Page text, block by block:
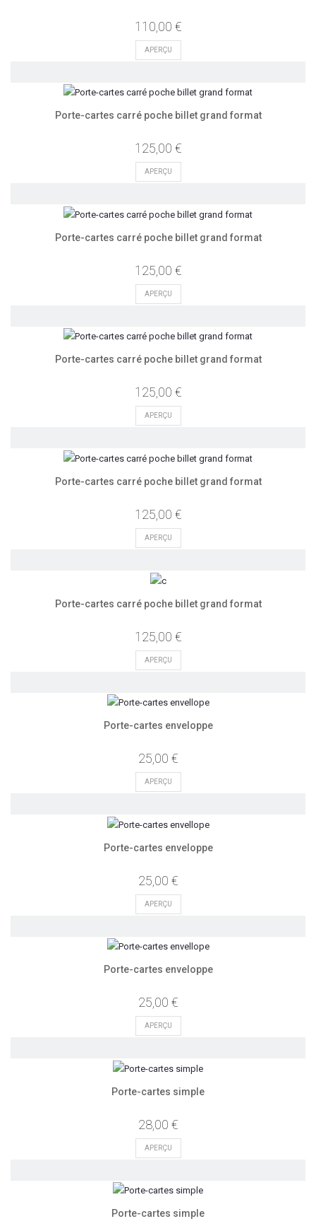
110,00 €
APERÇU
Porte-cartes carré poche billet grand format
125,00 €
APERÇU
Porte-cartes carré poche billet grand format
125,00 €
APERÇU
Porte-cartes carré poche billet grand format
125,00 €
APERÇU
Porte-cartes carré poche billet grand format
125,00 €
APERÇU
Porte-cartes carré poche billet grand format
125,00 €
APERÇU
Porte-cartes enveloppe
25,00 €
APERÇU
Porte-cartes enveloppe
25,00 €
APERÇU
Porte-cartes enveloppe
25,00 €
APERÇU
Porte-cartes simple
28,00 €
APERÇU
Porte-cartes simple